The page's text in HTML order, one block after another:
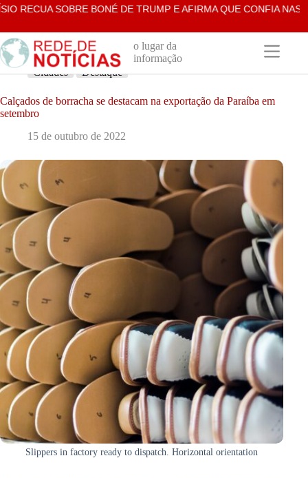
Pular
o
conteúdo
SOBRE BONÉ DE TRUMP E AFIRMA QUE CONFIA NAS
o lugar da
informação
Cidades
Destaque
Calçados de borracha se destacam na exportação da Paraíba em
setembro
15 de outubro de 2022
Slippers in factory ready to dispatch. Horizontal orientation